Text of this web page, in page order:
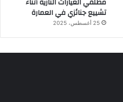
تشييع جنائزي في العمارة
25 أغسطس، 2025